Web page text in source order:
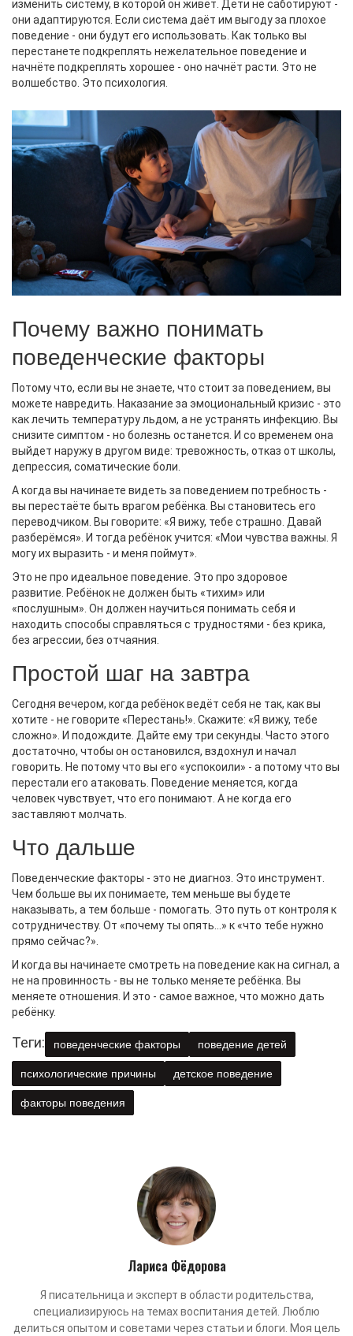
изменить систему, в которой он живёт. Дети не саботируют -
они адаптируются. Если система даёт им выгоду за плохое
поведение - они будут его использовать. Как только вы
перестанете подкреплять нежелательное поведение и
начнёте подкреплять хорошее - оно начнёт расти. Это не
волшебство. Это психология.
Почему важно понимать
поведенческие факторы
Потому что, если вы не знаете, что стоит за поведением, вы
можете навредить. Наказание за эмоциональный кризис - это
как лечить температуру льдом, а не устранять инфекцию. Вы
снизите симптом - но болезнь останется. И со временем она
выйдет наружу в другом виде: тревожность, отказ от школы,
депрессия, соматические боли.
А когда вы начинаете видеть за поведением потребность -
вы перестаёте быть врагом ребёнка. Вы становитесь его
переводчиком. Вы говорите: «Я вижу, тебе страшно. Давай
разберёмся». И тогда ребёнок учится: «Мои чувства важны. Я
могу их выразить - и меня поймут».
Это не про идеальное поведение. Это про здоровое
развитие. Ребёнок не должен быть «тихим» или
«послушным». Он должен научиться понимать себя и
находить способы справляться с трудностями - без крика,
без агрессии, без отчаяния.
Простой шаг на завтра
Сегодня вечером, когда ребёнок ведёт себя не так, как вы
хотите - не говорите «Перестань!». Скажите: «Я вижу, тебе
сложно». И подождите. Дайте ему три секунды. Часто этого
достаточно, чтобы он остановился, вздохнул и начал
говорить. Не потому что вы его «успокоили» - а потому что вы
перестали его атаковать. Поведение меняется, когда
человек чувствует, что его понимают. А не когда его
заставляют молчать.
Что дальше
Поведенческие факторы - это не диагноз. Это инструмент.
Чем больше вы их понимаете, тем меньше вы будете
наказывать, а тем больше - помогать. Это путь от контроля к
сотрудничеству. От «почему ты опять...» к «что тебе нужно
прямо сейчас?».
И когда вы начинаете смотреть на поведение как на сигнал, а
не на провинность - вы не только меняете ребёнка. Вы
меняете отношения. И это - самое важное, что можно дать
ребёнку.
Теги: поведенческие факторы поведение детей
психологические причины детское поведение
факторы поведения
Лариса Фёдорова
Я писательница и эксперт в области родительства,
специализируюсь на темах воспитания детей. Люблю
делиться опытом и советами через статьи и блоги. Моя цель